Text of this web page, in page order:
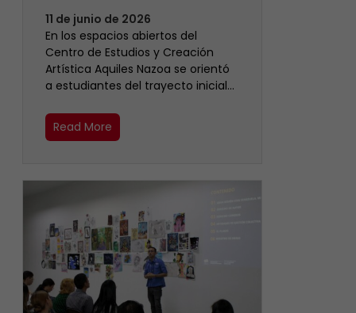
11 de junio de 2026
En los espacios abiertos del
Centro de Estudios y Creación
Artística Aquiles Nazoa se orientó
a estudiantes del trayecto inicial…
Read More